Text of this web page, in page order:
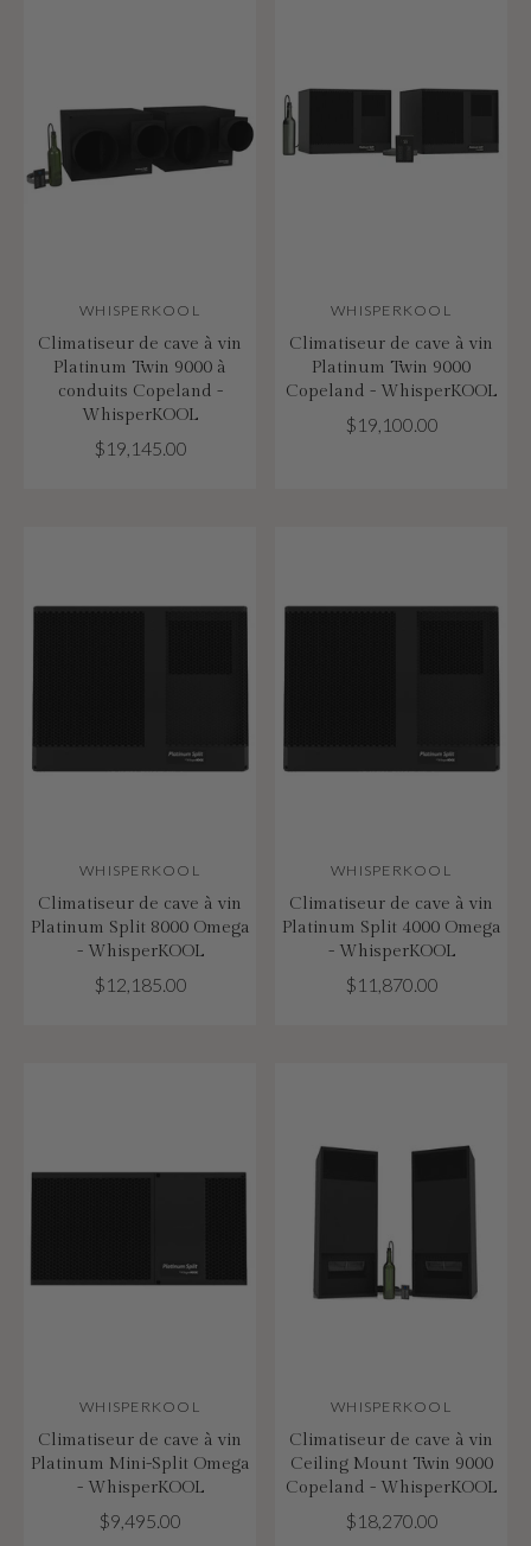
WHISPERKOOL
Climatiseur de cave à vin
Platinum Twin 9000 à
conduits Copeland -
WhisperKOOL
$19,145.00
WHISPERKOOL
Climatiseur de cave à vin
Platinum Twin 9000
Copeland - WhisperKOOL
$19,100.00
WHISPERKOOL
Climatiseur de cave à vin
Platinum Split 8000 Omega
- WhisperKOOL
$12,185.00
WHISPERKOOL
Climatiseur de cave à vin
Platinum Split 4000 Omega
- WhisperKOOL
$11,870.00
WHISPERKOOL
Climatiseur de cave à vin
Platinum Mini-Split Omega
- WhisperKOOL
$9,495.00
WHISPERKOOL
Climatiseur de cave à vin
Ceiling Mount Twin 9000
Copeland - WhisperKOOL
$18,270.00